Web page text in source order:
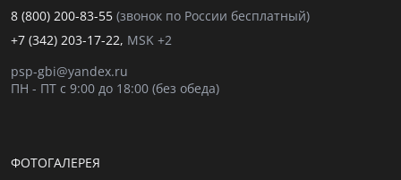
8 (800) 200-83-55 (звонок по России бесплатный)
+7 (342) 203-17-22, MSK +2
psp-gbi@yandex.ru
ПН - ПТ с 9:00 до 18:00 (без обеда)
ФОТОГАЛЕРЕЯ